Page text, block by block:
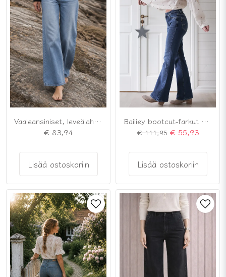
Vaaleansiniset, leveälahkeiset farkut
€ 83,94
Lisää ostoskoriin
Bailiey bootcut-farkut sininen
€ 111,95 € 55,93
Lisää ostoskoriin